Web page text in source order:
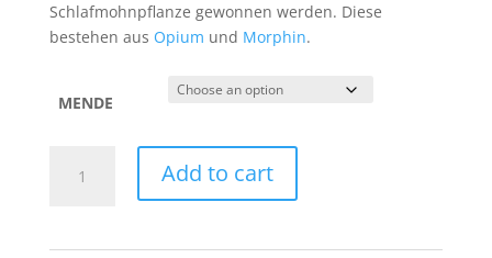
Schlafmohnpflanze gewonnen werden. Diese
bestehen aus Opium und Morphin.
MENDE
Add to cart